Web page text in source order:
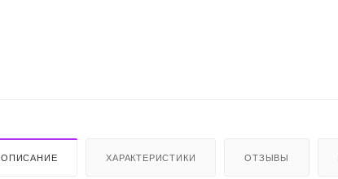
ОПИСАНИЕ ХАРАКТЕРИСТИКИ ОТЗЫВЫ